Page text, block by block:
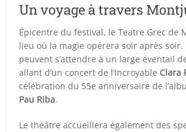
Un voyage à travers
Épicentre du festival, le Teatre Grec de
lieu où la magie opérera soir après soir.
peuvent s’attendre à un large éventail
allant d’un concert de l’incroyable Clara
célébration du 55e anniversaire de
Pau Riba.
Le théâtre accueillera également des